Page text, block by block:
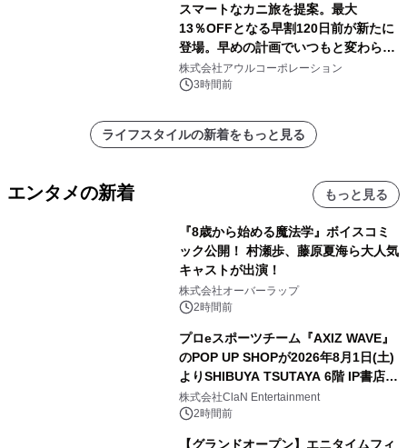
スマートなカニ旅を提案。最大
13％OFFとなる早割120日前が新たに
登場。早めの計画でいつもと変わらぬ
大人の冬旅を。ー夕日ヶ浦温泉「佳松
苑 別邸ふうか」ー
株式会社アウルコーポレーション
3時間前
ライフスタイルの新着をもっと見る
エンタメの新着 もっと見る
『8歳から始める魔法学』ボイスコミ
ック公開！ 村瀬歩、藤原夏海ら大人気
キャストが出演！
株式会社オーバーラップ
2時間前
プロeスポーツチーム『AXIZ WAVE』
のPOP UP SHOPが2026年8月1日(土)
よりSHIBUYA TSUTAYA 6階 IP書店で
開催決定！！
株式会社ClaN Entertainment
2時間前
【グランドオープン】エニタイムフィ